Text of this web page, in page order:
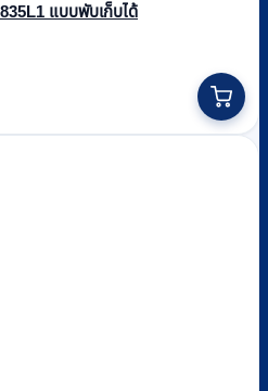
แบบพับเก็บได้